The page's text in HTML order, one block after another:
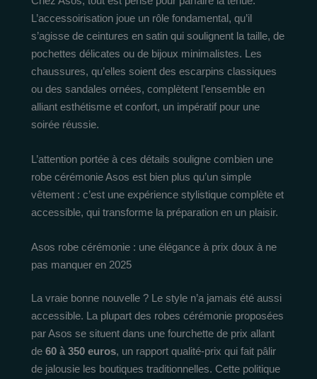
L’accessoirisation joue un rôle fondamental, qu’il
s’agisse de ceintures en satin qui soulignent la taille, de
pochettes délicates ou de bijoux minimalistes. Les
chaussures, qu’elles soient des escarpins classiques
ou des sandales ornées, complètent l’ensemble en
alliant esthétisme et confort, un impératif pour une
soirée réussie.
L’attention portée à ces détails souligne combien une
robe cérémonie Asos est bien plus qu’un simple
vêtement : c’est une expérience stylistique complète et
accessible, qui transforme la préparation en un plaisir.
Asos robe cérémonie : une élégance à prix doux à ne
pas manquer en 2025
La vraie bonne nouvelle ? Le style n’a jamais été aussi
accessible. La plupart des robes cérémonie proposées
par Asos se situent dans une fourchette de prix allant
de 60 à 350 euros, un rapport qualité-prix qui fait pâlir
de jalousie les boutiques traditionnelles. Cette politique